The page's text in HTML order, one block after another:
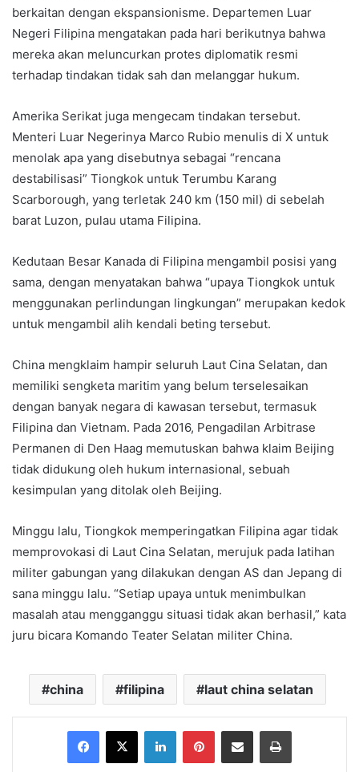
berkaitan dengan ekspansionisme. Departemen Luar
Negeri Filipina mengatakan pada hari berikutnya bahwa
mereka akan meluncurkan protes diplomatik resmi
terhadap tindakan tidak sah dan melanggar hukum.
Amerika Serikat juga mengecam tindakan tersebut.
Menteri Luar Negerinya Marco Rubio menulis di X untuk
menolak apa yang disebutnya sebagai “rencana
destabilisasi” Tiongkok untuk Terumbu Karang
Scarborough, yang terletak 240 km (150 mil) di sebelah
barat Luzon, pulau utama Filipina.
Kedutaan Besar Kanada di Filipina mengambil posisi yang
sama, dengan menyatakan bahwa “upaya Tiongkok untuk
menggunakan perlindungan lingkungan” merupakan kedok
untuk mengambil alih kendali beting tersebut.
China mengklaim hampir seluruh Laut Cina Selatan, dan
memiliki sengketa maritim yang belum terselesaikan
dengan banyak negara di kawasan tersebut, termasuk
Filipina dan Vietnam. Pada 2016, Pengadilan Arbitrase
Permanen di Den Haag memutuskan bahwa klaim Beijing
tidak didukung oleh hukum internasional, sebuah
kesimpulan yang ditolak oleh Beijing.
Minggu lalu, Tiongkok memperingatkan Filipina agar tidak
memprovokasi di Laut Cina Selatan, merujuk pada latihan
militer gabungan yang dilakukan dengan AS dan Jepang di
sana minggu lalu. “Setiap upaya untuk menimbulkan
masalah atau mengganggu situasi tidak akan berhasil,” kata
juru bicara Komando Teater Selatan militer China.
china filipina laut china selatan
Facebook
X LinkedInPinterestShare via Email Print